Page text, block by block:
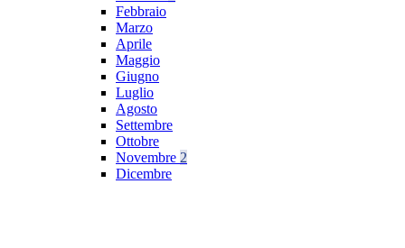
Febbraio
Marzo
Aprile
Maggio
Giugno
Luglio
Agosto
Settembre
Ottobre
Novembre 2
Dicembre